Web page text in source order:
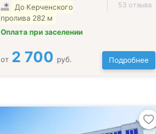
До Керченского
пролива 282 м
Оплата при заселении
53 отзыва
от 2 700 руб. Подробнее